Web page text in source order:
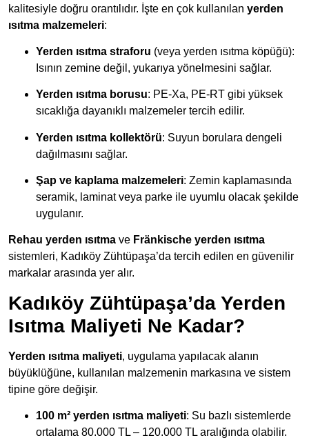
kalitesiyle doğru orantılıdır. İşte en çok kullanılan yerden
ısıtma malzemeleri:
Yerden ısıtma straforu (veya yerden ısıtma köpüğü):
Isının zemine değil, yukarıya yönelmesini sağlar.
Yerden ısıtma borusu: PE-Xa, PE-RT gibi yüksek
sıcaklığa dayanıklı malzemeler tercih edilir.
Yerden ısıtma kollektörü: Suyun borulara dengeli
dağılmasını sağlar.
Şap ve kaplama malzemeleri: Zemin kaplamasında
seramik, laminat veya parke ile uyumlu olacak şekilde
uygulanır.
Rehau yerden ısıtma ve Fränkische yerden ısıtma
sistemleri, Kadıköy Zühtüpaşa’da tercih edilen en güvenilir
markalar arasında yer alır.
Kadıköy Zühtüpaşa’da Yerden
Isıtma Maliyeti Ne Kadar?
Yerden ısıtma maliyeti, uygulama yapılacak alanın
büyüklüğüne, kullanılan malzemenin markasına ve sistem
tipine göre değişir.
100 m² yerden ısıtma maliyeti: Su bazlı sistemlerde
ortalama 80.000 TL – 120.000 TL aralığında olabilir.